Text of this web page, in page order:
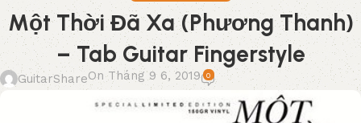
Một Thời Đã Xa (Phương Thanh)
– Tab Guitar Fingerstyle
GuitarShareOn Tháng 9 6, 2019 0